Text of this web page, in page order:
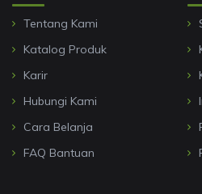
Tentang Kami
Katalog Produk
Karir
Hubungi Kami
Cara Belanja
FAQ Bantuan